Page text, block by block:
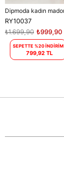
RY10037
₺999,90
₺1.699,90
SEPETTE %20 İNDİRİM
799,92 TL